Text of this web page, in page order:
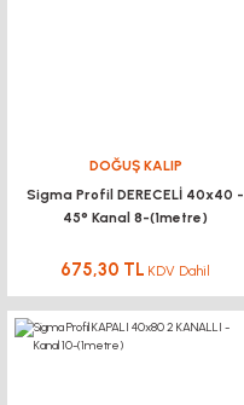
DOĞUŞ KALIP
Sigma Profil DERECELİ 40x40 -
45° Kanal 8-(1metre)
675,30 TL KDV Dahil